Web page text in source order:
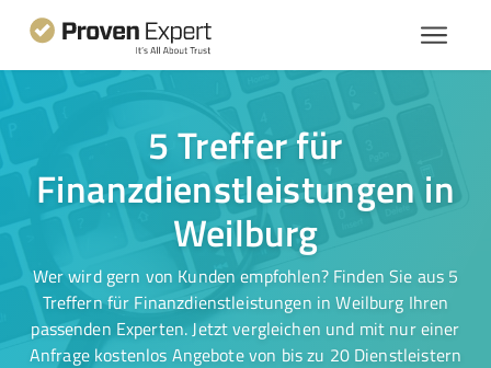
5 Treffer für
Finanzdienstleistungen in
Weilburg
Wer wird gern von Kunden empfohlen? Finden Sie aus 5
Treffern für Finanzdienstleistungen in Weilburg Ihren
passenden Experten. Jetzt vergleichen und mit nur einer
Anfrage kostenlos Angebote von bis zu 20 Dienstleistern